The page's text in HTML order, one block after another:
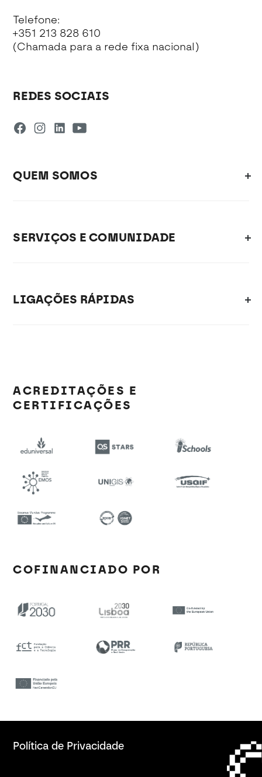
Telefone:
+351 213 828 610
(Chamada para a rede fixa nacional)
REDES SOCIAIS
QUEM SOMOS
SERVIÇOS E COMUNIDADE
LIGAÇÕES RÁPIDAS
ACREDITAÇÕES E
CERTIFICAÇÕES
COFINANCIADO POR
Política de Privacidade